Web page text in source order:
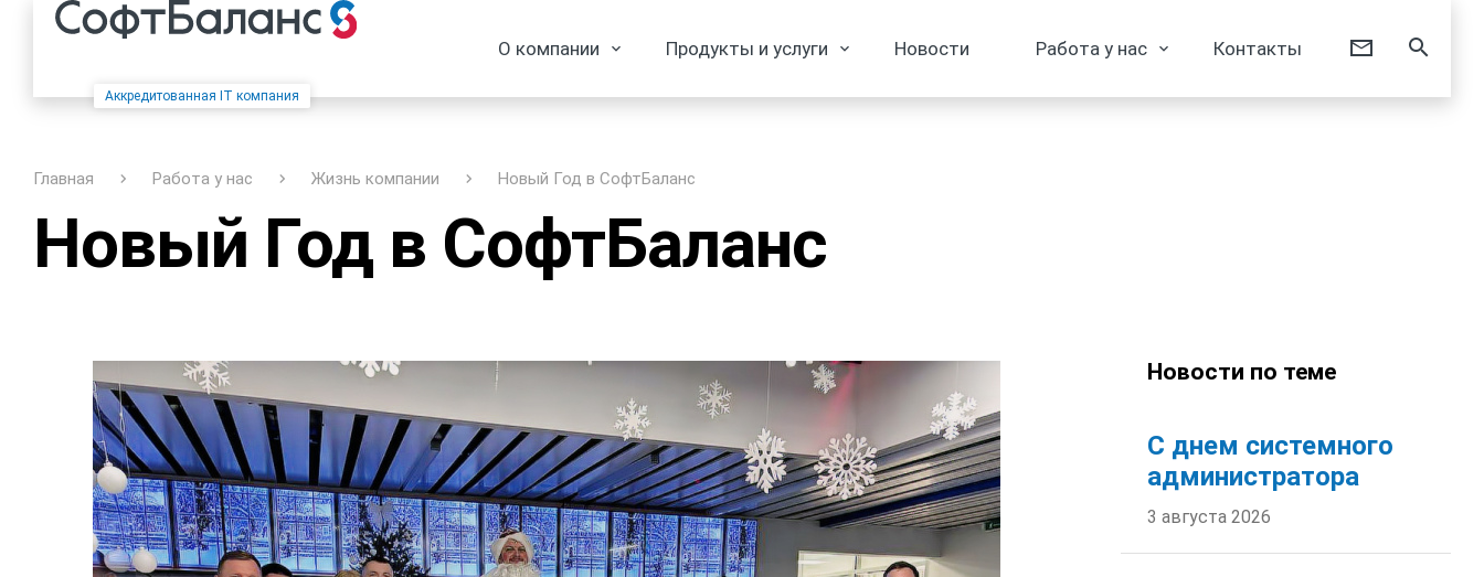
Аккредитованная IT компания
О компании Продукты и услуги Новости Работа у нас Контакты
Главная Работа у нас Жизнь компании Новый Год в СофтБаланс
Новый Год в СофтБаланс
Новости по теме
С днем системного
администратора
3 августа 2026